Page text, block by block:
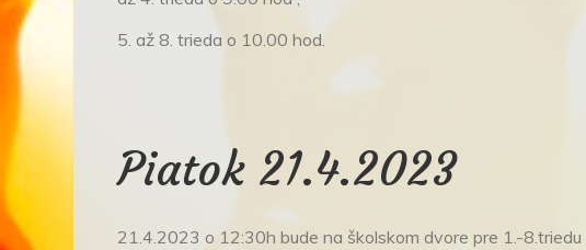
5. až 8. trieda o 10.00 hod.
Piatok 21.4.2023
21.4.2023 o 12:30h bude na školskom dvore pre 1.-